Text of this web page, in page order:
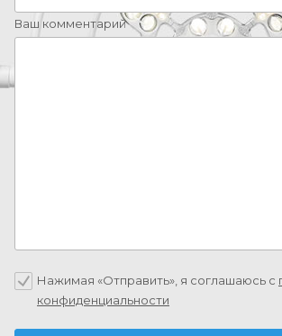
Ваш комментарий
Нажимая «Отправить», я соглашаюсь c
конфиденциальности